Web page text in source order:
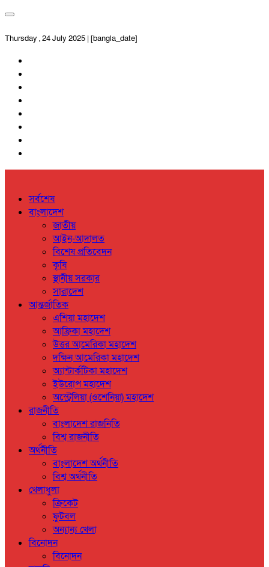
Thursday , 24 July 2025 | [bangla_date]
সর্বশেষ
বাংলাদেশ
জাতীয়
আইন-আদালত
বিশেষ প্রতিবেদন
কৃষি
স্থানীয় সরকার
সারাদেশ
আন্তর্জাতিক
এশিয়া মহাদেশ
আফ্রিকা মহাদেশ
উত্তর আমেরিকা মহাদেশ
দক্ষিন আমেরিকা মহাদেশ
অ্যান্টার্কটিকা মহাদেশ
ইউরোপ মহাদেশ
অস্ট্রেলিয়া (ওশেনিয়া) মহাদেশ
রাজনীতি
বাংলাদেশ রাজনিতি
বিশ্ব রাজনীতি
অর্থনীতি
বাংলাদেশ অর্থনীতি
বিশ্ব অর্থনীতি
খেলাধুলা
ক্রিকেট
ফুটবল
অন্যান্য খেলা
বিনোদন
বিনোদন